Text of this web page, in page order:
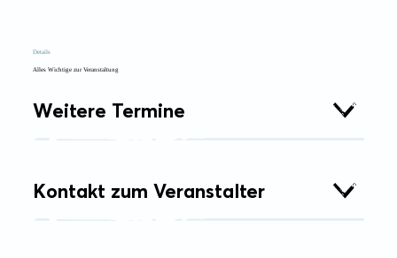
Details
Alles Wichtige zur Veranstaltung
Weitere Termine
Kontakt zum Veranstalter